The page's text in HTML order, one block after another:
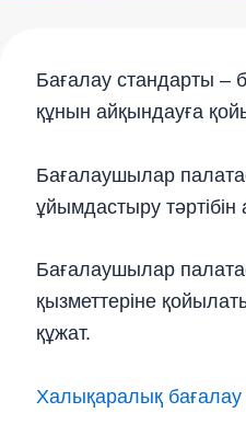
Бағалау стандарты –
құнын айқындауға
Бағалаушылар
ұйымдастыру
Бағалаушылар
қызметтеріне
құжат.
Халықаралық бағалау